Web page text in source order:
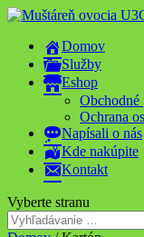
Domov
Služby
Eshop
Obchodné
Ochrana
Napísali o nás
Kde nakúpite
Kontakt
Vyberte stranu